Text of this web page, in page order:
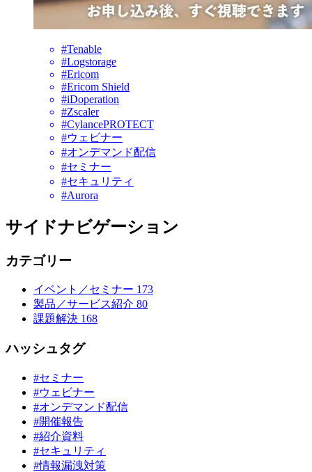
#Tenable
#Logstorage
#Ericom
#Ericom Shield
#iDoperation
#Zscaler
#CylancePROTECT
#ウェビナー
#オンデマンド配信
#セミナー
#セキュリティ
#Aurora
サイドナビゲーション
カテゴリー
イベント／セミナー 173
製品／サービス紹介 80
課題解決 168
ハッシュタグ
#セミナー
#ウェビナー
#オンデマンド配信
#開催報告
#紹介資料
#セキュリティ
#情報漏洩対策